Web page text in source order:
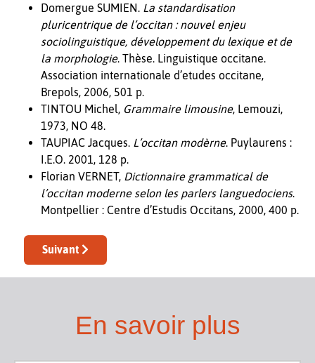
Domergue SUMIEN. La standardisation
pluricentrique de l’occitan : nouvel enjeu
sociolinguistique, développement du lexique et de
la morphologie. Thèse. Linguistique occitane.
Association internationale d’etudes occitane,
Brepols, 2006, 501 p.
TINTOU Michel, Grammaire limousine, Lemouzi,
1973, NO 48.
TAUPIAC Jacques. L’occitan modèrne. Puylaurens :
I.E.O. 2001, 128 p.
Florian VERNET, Dictionnaire grammatical de
l’occitan moderne selon les parlers languedociens.
Montpellier : Centre d’Estudis Occitans, 2000, 400 p.
Article suivant : Échantillons de textes
Suivant
En savoir plus